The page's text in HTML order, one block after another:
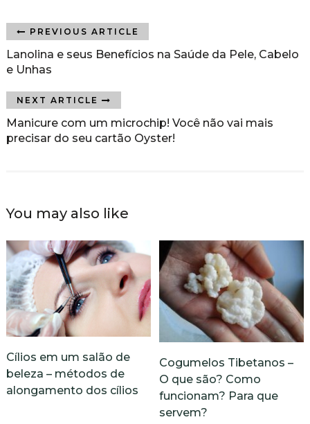
PREVIOUS ARTICLE
Lanolina e seus Benefícios na Saúde da Pele, Cabelo
e Unhas
NEXT ARTICLE
Manicure com um microchip! Você não vai mais
precisar do seu cartão Oyster!
You may also like
Cílios em um salão de
beleza – métodos de
alongamento dos cílios
Cogumelos Tibetanos –
O que são? Como
funcionam? Para que
servem?